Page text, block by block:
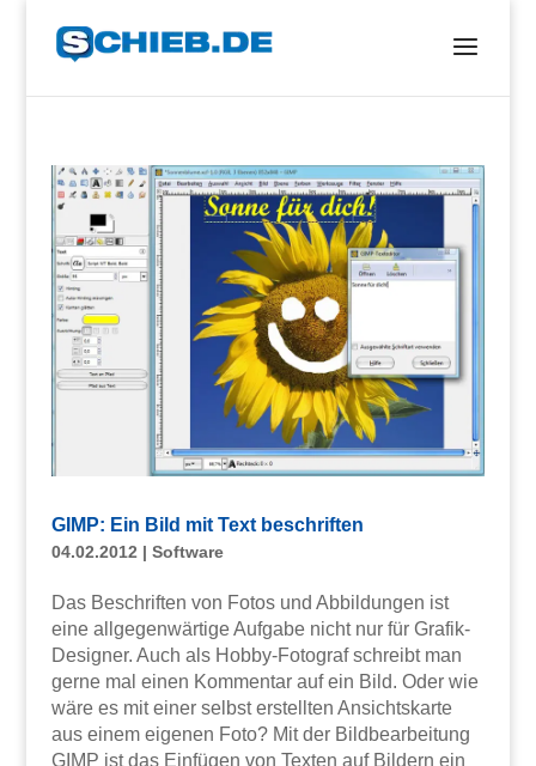
GIMP: Ein Bild mit Text beschriften
04.02.2012| Software
Das Beschriften von Fotos und Abbildungen ist
eine allgegenwärtige Aufgabe nicht nur für Grafik-
Designer. Auch als Hobby-Fotograf schreibt man
gerne mal einen Kommentar auf ein Bild. Oder wie
wäre es mit einer selbst erstellten Ansichtskarte
aus einem eigenen Foto? Mit der Bildbearbeitung
GIMP ist das Einfügen von Texten auf Bildern ein